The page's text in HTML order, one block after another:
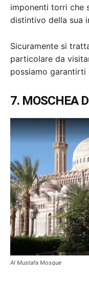
imponenti torri che
distintivo della sua
Sicuramente si
particolare da
possiamo garantirti
7. MOSCHEA
Al Mustafa Mosque